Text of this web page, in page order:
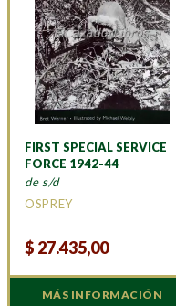
FIRST SPECIAL SERVICE
FORCE 1942-44
de s/d
OSPREY
$ 27.435,00
MÁS INFORMACIÓN